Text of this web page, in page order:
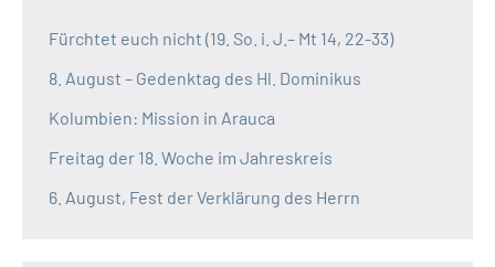
Fürchtet euch nicht (19. So. i. J.– Mt 14, 22-33)
8. August – Gedenktag des Hl. Dominikus
Kolumbien: Mission in Arauca
Freitag der 18. Woche im Jahreskreis
6. August, Fest der Verklärung des Herrn